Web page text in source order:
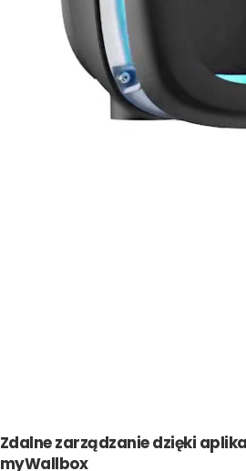
Zdalne zarządzanie dzięki
myWallbox